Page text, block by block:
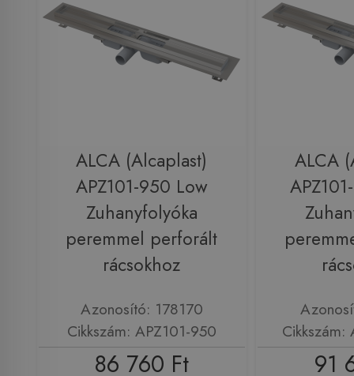
ALCA (Alcaplast)
APZ101-950 Low
Zuhanyfolyóka
peremmel perforált
rácsokhoz
Azonosító: 178170
Cikkszám: APZ101-950
86 760 Ft
ALCA
Cikkszám:
91